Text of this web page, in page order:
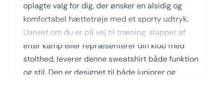
oplagte valg for dig, der ønsker en alsidig og
komfortabel hættetrøje med et sporty udtryk.
Uanset om du er på vej til træning, slapper af
efter kamp eller repræsenterer din klub med
stolthed, leverer denne sweatshirt både funktion
og stil. Den er designet til både juniorer og